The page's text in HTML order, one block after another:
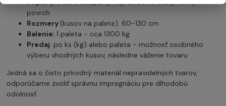
povrch
Rozmery (kusov na palete): 60-130 cm
Balenie:1 paleta - cca 1300 kg
Predaj: po ks (kg) alebo paleta - možnosť osobného
výberu vhodných kusov, následne váženie tovaru
Jedná sa o čisto prírodný materiál nepravidelných tvarov,
odporúčame zvoliť správnu impregnáciu pre dlhodobú
odolnosť.